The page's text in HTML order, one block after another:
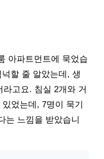
아파트먼트에 묵었습
할 줄 알았는데, 생
고요. 침실 2개와 거
었는데, 7명이 묵기
는 느낌을 받았습니